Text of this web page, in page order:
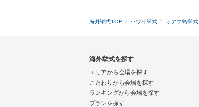
海外挙式TOP ハワイ挙式 オアフ島挙式
海外挙式を探す
エリアから会場を探す
こだわりから会場を探す
ランキングから会場を探す
プランを探す